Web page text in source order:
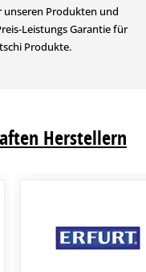
unseren Produkten und
Leistungs Garantie für
Produkte.
Herstellern